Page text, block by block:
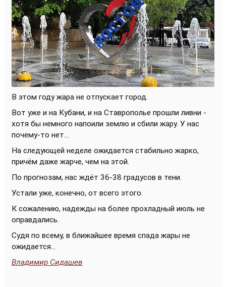
В этом году жара не отпускает город.
Вот уже и на Кубани, и на Ставрополье прошли ливни -
хотя бы немного напоили землю и сбили жару. У нас
почему-то нет...
На следующей неделе ожидается стабильно жарко,
причём даже жарче, чем на этой.
По прогнозам, нас ждёт 36-38 градусов в тени.
Устали уже, конечно, от всего этого.
К сожалению, надежды на более прохладный июль не
оправдались.
Судя по всему, в ближайшее время спада жары не
ожидается...
Владимир Сидашев